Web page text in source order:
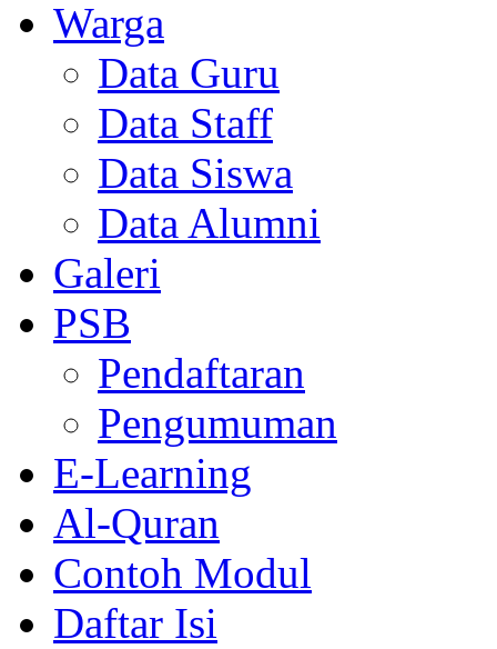
Warga
Data Guru
Data Staff
Data Siswa
Data Alumni
Galeri
PSB
Pendaftaran
Pengumuman
E-Learning
Al-Quran
Contoh Modul
Daftar Isi